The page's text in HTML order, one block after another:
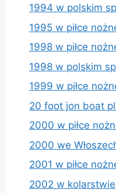
1994 w polskim
1995 w piłce
1998 w piłce
1998 w polskim
1999 w piłce
20 foot jon boat
2000 w piłce
2000 we
2001 w piłce
2002 w kolarstwie